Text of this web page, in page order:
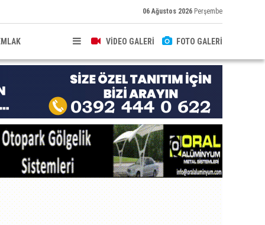
06 Ağustos 2026 Perşembe
VİDEO GALERİ FOTO GALERİ